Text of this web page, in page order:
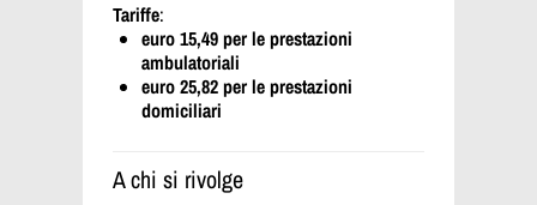
Tariffe:
euro 15,49 per le prestazioni
ambulatoriali
euro 25,82 per le prestazioni
domiciliari
A chi si rivolge